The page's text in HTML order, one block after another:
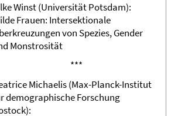
Winst (Universität Potsdam):
Frauen: Intersektionale
von Spezies, Gender
Monstrosität
***
Michaelis (Max-Planck-Institut
demographische Forschung